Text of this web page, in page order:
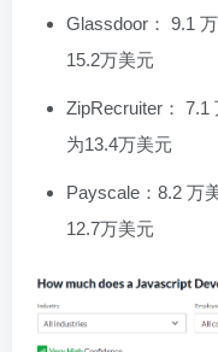
Glassdoor： 9.1
15.2万美元
ZipRecruiter： 7.1
为13.4万美元
Payscale：8.2 万
12.7万美元